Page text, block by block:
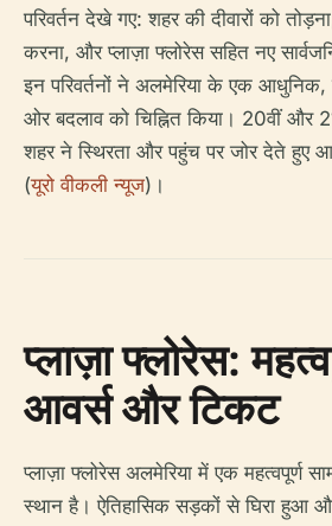
परिवर्तन देखे गए: शहर की दीवारों को
करना, और प्लाज़ा फ्लोरेस सहित नए
इन परिवर्तनों ने अलमेरिया के एक आधुनिक,
ओर बदलाव को चिह्नित किया। 20वीं और
शहर ने स्थिरता और पहुंच पर जोर देते हुए
(यूरो वीकली न्यूज)।
प्लाज़ा फ्लोरेस:
आवर्स और टिकट
प्लाज़ा फ्लोरेस अलमेरिया में एक महत्वपूर्ण
स्थान है। ऐतिहासिक सड़कों से घिरा हुआ